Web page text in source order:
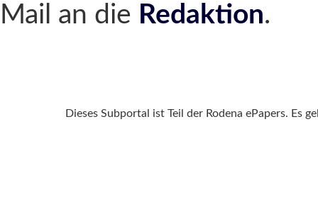
Mail an die Redaktion.
Dieses Subportal ist Teil der Rodena ePapers. Es